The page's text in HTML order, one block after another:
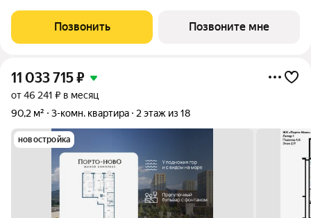
для комфортной жизни. Место, где шум Чёрного моря
становится саундтреком
Позвонить Позвоните мне
11 033 715₽
от 46 241 ₽ в месяц
90,2 м²
3-комн. квартира 2 этаж из 18
новостройка